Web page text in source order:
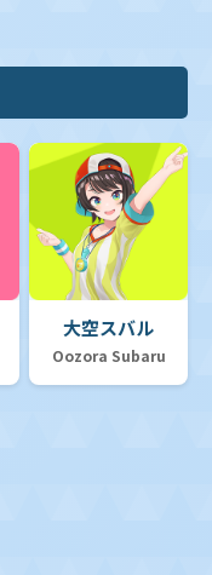
大空スバル
Oozora Subaru